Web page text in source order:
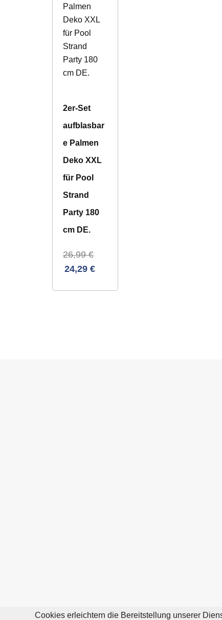
2er-Set
aufblasbar
e Palmen
Deko XXL
für Pool
Strand
Party 180
cm DE.
26,99€
24,29 €
Cookies erleichtern die Bereitstellung unserer